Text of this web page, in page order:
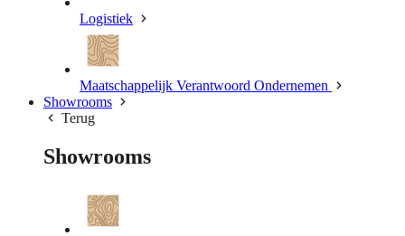
Logistiek
Maatschappelijk Verantwoord Ondernemen
Showrooms
Terug
Showrooms